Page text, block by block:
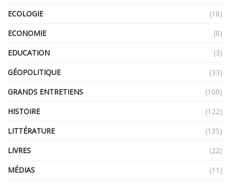
ECOLOGIE
(18)
ECONOMIE
(8)
EDUCATION
(3)
GÉOPOLITIQUE
(33)
GRANDS ENTRETIENS
(100)
HISTOIRE
(122)
LITTÉRATURE
(135)
LIVRES
(22)
MÉDIAS
(11)